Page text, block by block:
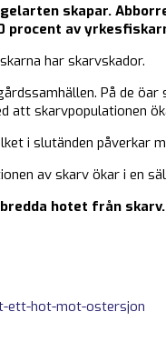
skapar.
procent av
har skarvskador.
På de
att skarvpopulationen
i slutänden påverkar
av skarv ökar i en
hotet från
ett-hot-mot-ostersjon